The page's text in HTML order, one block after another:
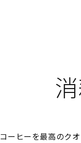
コーヒーを最高のク